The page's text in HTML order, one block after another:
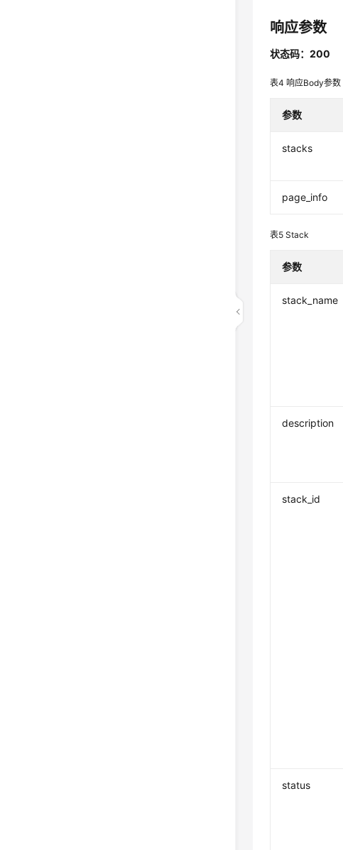
响应参数
状态码：200
表4响应Body参数
参数
stacks
page_info
表5Stack
参数
stack_name
description
stack_id
status